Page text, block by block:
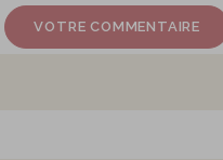
VOTRE COMMENTAIRE